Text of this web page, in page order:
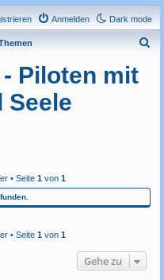
Dark mode
Anmelden
Piloten mit
Seele
• Seite 1von 1
• Seite 1von 1
Gehe zu